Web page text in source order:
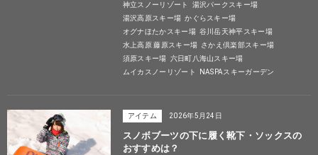
神立スノーリゾート
湯沢パークスキー場
湯沢高原スキー場 かぐらスキー場
オグナほたかスキー場 谷川岳天神平スキー場
水上高原 藤原スキー場 さかえ倶楽部スキー場
須原スキー場 六日町八海山スキー場
ムイカスノーリゾート
NASPAスキーガーデン
アイテム 2026年5月24日
スノボブーツの下に履く靴下・ソックスの
おすすめは？